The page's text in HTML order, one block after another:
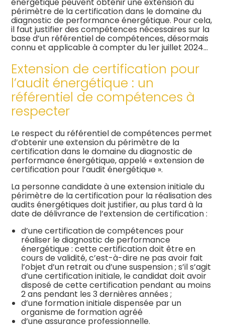
Gestion Administrative
Veille Juridique
Postulez dès maintenant
périmètre de la certification dans le domaine du
diagnostic de performance énergétique. Pour cela,
il faut justifier des compétences nécessaires sur la
base d’un référentiel de compétences, désormais
connu et applicable à compter du 1er juillet 2024…
Extension de certification pour
l’audit énergétique : un
référentiel de compétences à
respecter
Le respect du référentiel de compétences permet
d’obtenir une extension du périmètre de la
certification dans le domaine du diagnostic de
performance énergétique, appelé « extension de
certification pour l’audit énergétique ».
La personne candidate à une extension initiale du
périmètre de la certification pour la réalisation des
audits énergétiques doit justifier, au plus tard à la
date de délivrance de l’extension de certification :
d’une certification de compétences pour
réaliser le diagnostic de performance
énergétique : cette certification doit être en
cours de validité, c’est-à-dire ne pas avoir fait
l’objet d’un retrait ou d’une suspension ; s’il s’agit
d’une certification initiale, le candidat doit avoir
disposé de cette certification pendant au moins
2 ans pendant les 3 dernières années ;
d’une formation initiale dispensée par un
organisme de formation agréé
d’une assurance professionnelle.